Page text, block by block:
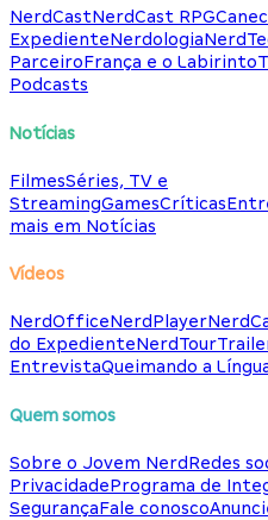
NerdCastNerdCast RPG
ExpedienteNerdologia
ParceiroFrança e o Labirinto
Podcasts
Notícias
FilmesSéries, TV e
StreamingGamesCríticas
mais em Notícias
Vídeos
NerdOfficeNerdPlayer
do ExpedienteNerdTour
EntrevistaQueimando a
Quem somos
Sobre o Jovem NerdRedes
PrivacidadePrograma de
SegurançaFale conosco